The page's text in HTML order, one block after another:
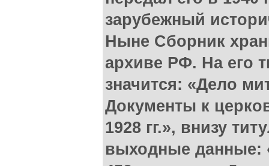
зарубежный
Ныне Сборник
архиве РФ. На его
значится: «Дело
Документы к
1928 гг.», внизу
выходные данные: